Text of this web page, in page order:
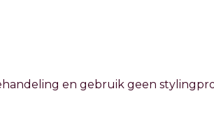
en gebruik geen